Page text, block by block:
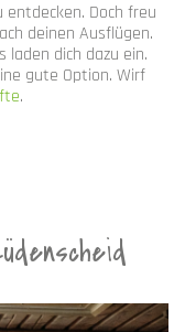
Doch freu
deinen Ausflügen.
laden dich dazu ein.
gute Option. Wirf
.